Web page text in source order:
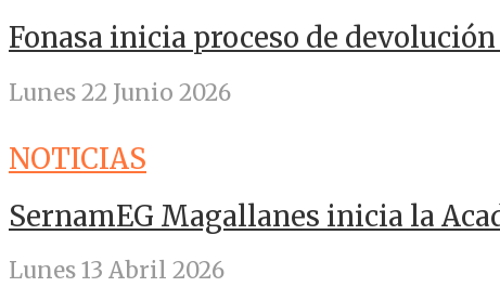
Fonasa inicia proceso de
Lunes 22 Junio 2026
NOTICIAS
SernamEG Magallanes inicia la
Lunes 13 Abril 2026